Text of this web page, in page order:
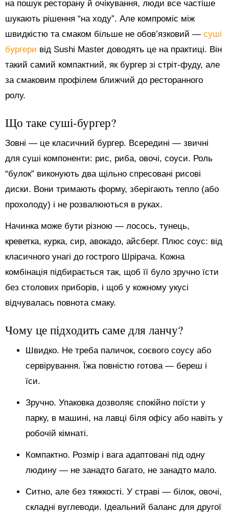
на пошук ресторану й очікування, люди все частіше
шукають рішення “на ходу”. Але компроміс між
швидкістю та смаком більше не обов’язковий — суші
бургери від Sushi Master доводять це на практиці. Він
такий самий компактний, як бургер зі стріт-фуду, але
за смаковим профілем ближчий до ресторанного
ролу.
Що таке суші-бургер?
Зовні — це класичний бургер. Всередині — звичні
для суші компоненти: рис, риба, овочі, соуси. Роль
“булок” виконують два щільно спресовані рисові
диски. Вони тримають форму, зберігають тепло (або
прохолоду) і не розвалюються в руках.
Начинка може бути різною — лосось, тунець,
креветка, курка, сир, авокадо, айсберг. Плюс соус: від
класичного унагі до гострого Шрірача. Кожна
комбінація підбирається так, щоб її було зручно їсти
без столових приборів, і щоб у кожному укусі
відчувалась повнота смаку.
Чому це підходить саме для ланчу?
Швидко. Не треба паличок, соєвого соусу або
сервірування. Їжа повністю готова — береш і
їси.
Зручно. Упаковка дозволяє спокійно поїсти у
парку, в машині, на лавці біля офісу або навіть у
робочій кімнаті.
Компактно. Розмір і вага адаптовані під одну
людину — не занадто багато, не занадто мало.
Ситно, але без тяжкості. У страві — білок, овочі,
складні вуглеводи. Ідеальний баланс для другої